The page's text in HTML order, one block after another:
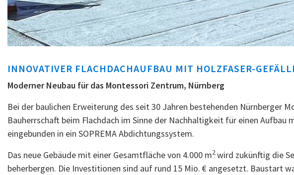
INNOVATIVER FLACHDACHAUFBAU MIT HOLZFASER-
Moderner Neubau für das Montessori Zentrum, Nürnberg
Bei der baulichen Erweiterung des seit 30 Jahren bestehenden Nürnberger
Bauherrschaft beim Flachdach im Sinne der Nachhaltigkeit für einen
eingebunden in ein SOPREMA Abdichtungssystem.
Das neue Gebäude mit einer Gesamtfläche von 4.000 m2wird zukünftig die
beherbergen. Die Investitionen sind auf rund 15 Mio. € angesetzt. Baustart